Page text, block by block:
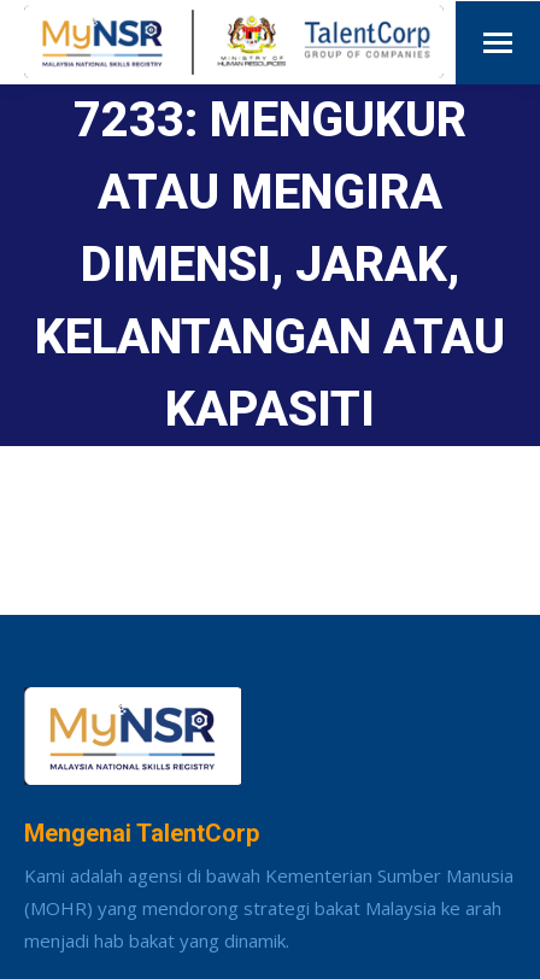
7233: MENGUKUR
ATAU MENGIRA
DIMENSI, JARAK,
KELANTANGAN ATAU
KAPASITI
Mengenai TalentCorp
Kami adalah agensi di bawah Kementerian Sumber Manusia
(MOHR) yang mendorong strategi bakat Malaysia ke arah
menjadi hab bakat yang dinamik.